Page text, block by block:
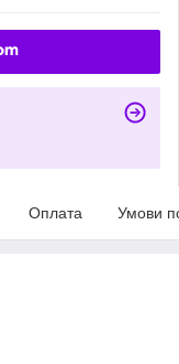
Оплата Умови